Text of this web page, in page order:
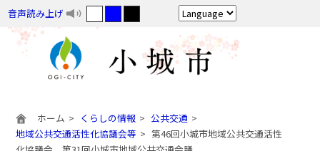
音声読み上げ
ホーム くらしの情報
公共交通
地域公共交通活性化協議会等
第46回小城市地域公共交通活性